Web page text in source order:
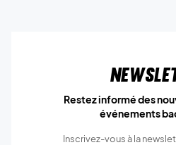
Restez informé des
événements
Inscrivez-vous à la